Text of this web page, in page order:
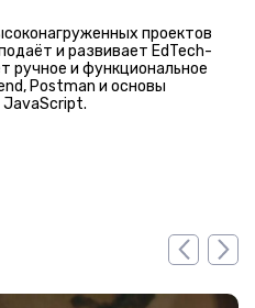
проектов
и развивает EdTech-
ручное и функциональное
Postman и основы
JavaScript.